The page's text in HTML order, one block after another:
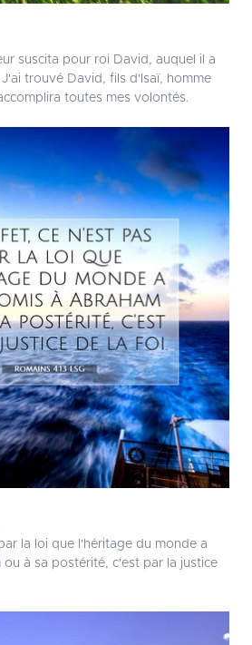
suscita pour roi David, auquel il a
trouvé David, fils d'Isaï, homme
toutes mes volontés.
la loi que l'héritage du monde a
à sa postérité, c'est par la justice